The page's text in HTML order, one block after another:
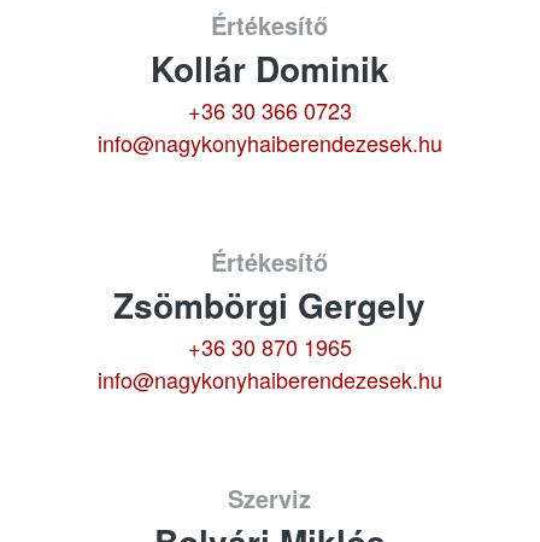
Értékesítő
Kollár Dominik
+36 30 366 0723
info@nagykonyhaiberendezesek.hu
Értékesítő
Zsömbörgi Gergely
+36 30 870 1965
info@nagykonyhaiberendezesek.hu
Szerviz